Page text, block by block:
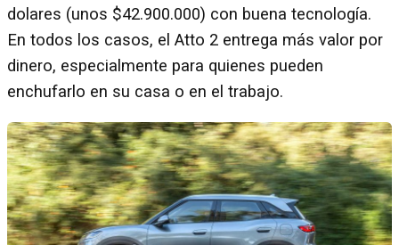
dolares (unos $42.900.000) con buena tecnología.
En todos los casos, el Atto 2 entrega más valor por
dinero, especialmente para quienes pueden
enchufarlo en su casa o en el trabajo.